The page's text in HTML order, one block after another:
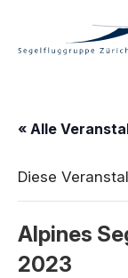
« Alle
Diese
Alpines
2023